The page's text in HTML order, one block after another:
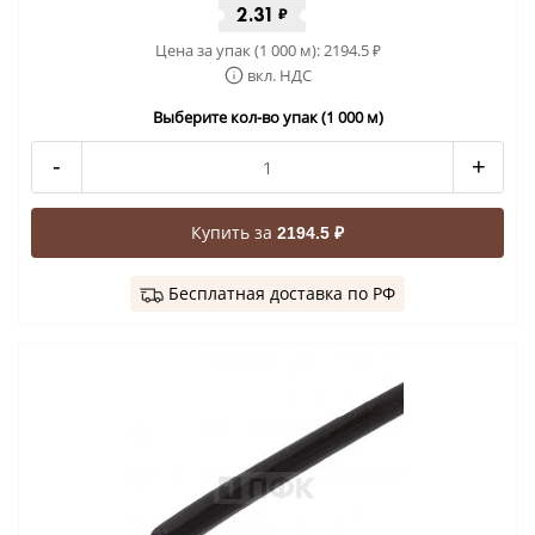
2.31 ₽
Цена за упак (1 000 м):2194.5₽
вкл. НДС
Выберите кол-во упак (1 000 м)
- +
Купить за 2194.5 ₽
Бесплатная доставка по РФ